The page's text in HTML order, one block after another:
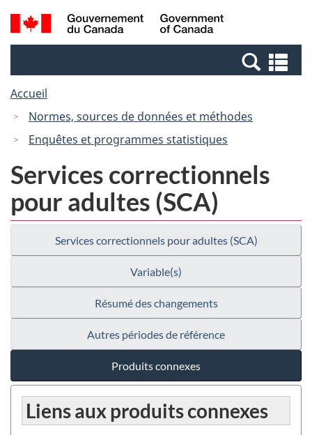
Passer
au
Passer
au
Passer
à
Canada
Recherche
et
et
Accueil
Normes, sources de données et méthodes
Enquêtes et programmes statistiques
Services correctionnels
pour adultes (SCA)
Services correctionnels pour adultes (SCA)
Variable(s)
Résumé des changements
Autres périodes de référence
Produits connexes
Liens aux produits connexes